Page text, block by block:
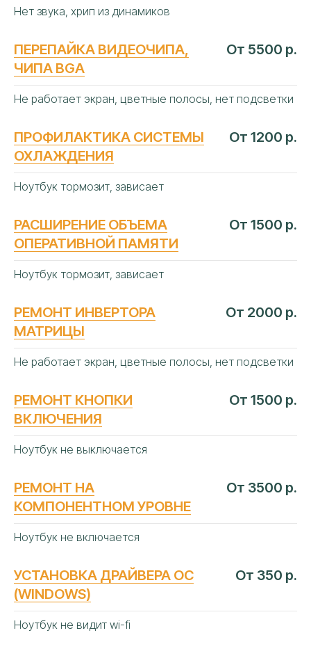
Нет звука, хрип из динамиков
ПЕРЕПАЙКА ВИДЕОЧИПА,
ЧИПА BGA
От 5500 р.
Не работает экран, цветные полосы, нет подсветки
ПРОФИЛАКТИКА СИСТЕМЫ
ОХЛАЖДЕНИЯ
От 1200 р.
Ноутбук тормозит, зависает
РАСШИРЕНИЕ ОБЪЕМА
ОПЕРАТИВНОЙ ПАМЯТИ
От 1500 р.
Ноутбук тормозит, зависает
РЕМОНТ ИНВЕРТОРА
МАТРИЦЫ
От 2000 р.
Не работает экран, цветные полосы, нет подсветки
РЕМОНТ КНОПКИ
ВКЛЮЧЕНИЯ
От 1500 р.
Ноутбук не выключается
РЕМОНТ НА
КОМПОНЕНТНОМ УРОВНЕ
От 3500 р.
Ноутбук не включается
УСТАНОВКА ДРАЙВЕРА ОС
(WINDOWS)
От 350 р.
Ноутбук не видит wi-fi
АВТОРИЗОВАННЫЙ
СЕРВИСНЫЙ
ЦЕНТР «АЙТИ-ЛАБ»